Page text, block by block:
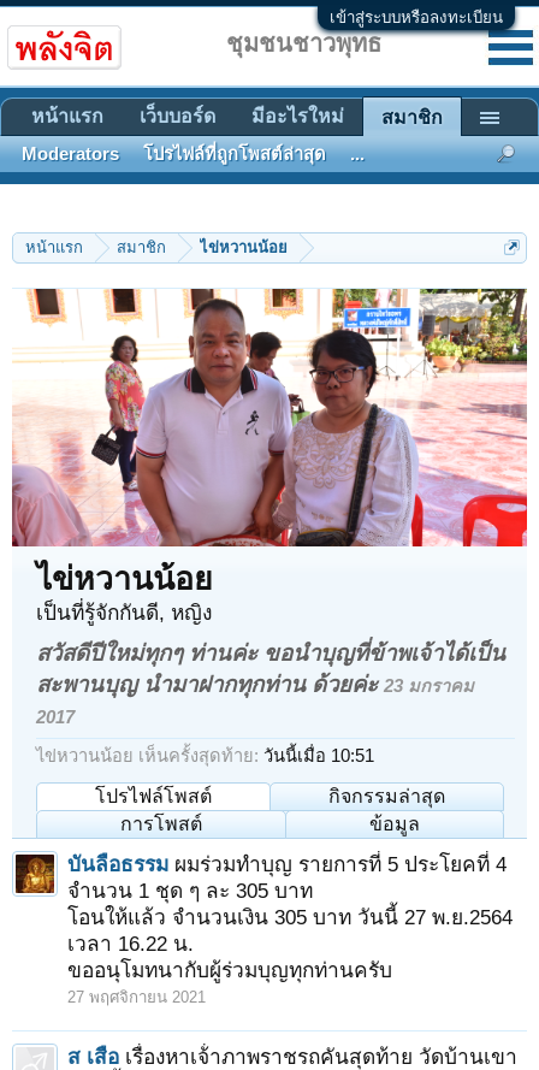
เข้าสู่ระบบหรือลงทะเบียน
หน้าแรก สมาชิก ไข่หวานน้อย
ไข่หวานน้อย
เป็นที่รู้จักกันดี, หญิง
สวัสดีปีใหม่ทุกๆ ท่านค่ะ ขอนำบุญที่ข้าพเจ้าได้เป็น
สะพานบุญ นำมาฝากทุกท่าน ด้วยค่ะ23 มกราคม
2017
ไข่หวานน้อย เห็นครั้งสุดท้าย: วันนี้เมื่อ 10:51
โปรไฟล์โพสต์
กิจกรรมล่าสุด
การโพสต์
ข้อมูล
บันลือธรรม ผมร่วมทำบุญ รายการที่ 5 ประโยคที่ 4
จำนวน 1 ชุด ๆ ละ 305 บาท
โอนให้แล้ว จำนวนเงิน 305 บาท วันนี้ 27 พ.ย.2564
เวลา 16.22 น.
ขออนุโมทนากับผู้ร่วมบุญทุกท่านครับ
27 พฤศจิกายน 2021
ส เสือ เรื่องหาเจ้่าภาพราชรถคันสุดท้าย วัดบ้านเขา
ชุมชนชาวพุทธ
หน้าแรก เว็บบอร์ด มีอะไรใหม่ สมาชิก
Moderators โปรไฟล์ที่ถูกโพสต์ล่าสุด ...